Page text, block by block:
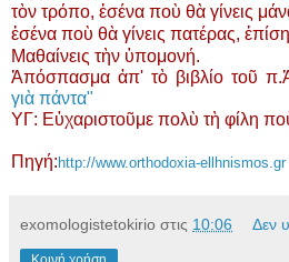
τὸν τρόπο, ἐσένα ποὺ θὰ γίνεις
ἐσένα ποὺ θὰ γίνεις πατέρας,
Μαθαίνεις τὴν ὑπομονή.
Ἀπόσπασμα ἀπ' τὸ βιβλίο τοῦ
γιὰ πάντα"
ΥΓ: Εὐχαριστοῦμε πολὺ τὴ φίλη
Πηγή:http://www.orthodoxia-ellhnismos.gr
exomologistetokirio στις 10:06 Δεν